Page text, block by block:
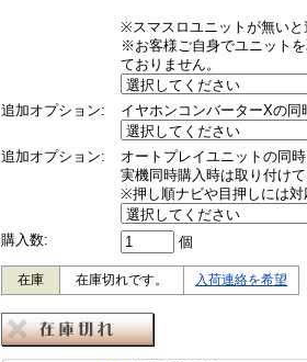
※スマスロユニットが無い
※お客様ご自身でユニット
ておりません。
追加オプション: イヤホンコンバーターXの
追加オプション:
オートプレイユニットの同
実機同時購入時は取り付け
※押し順ナビや目押しには
購入数: 個
在庫 在庫切れです。 入荷連絡を希望